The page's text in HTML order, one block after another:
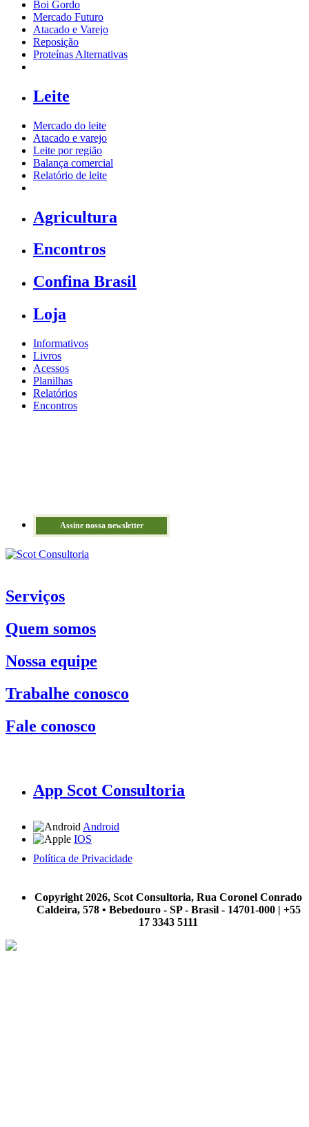
Boi Gordo
Mercado Futuro
Atacado e Varejo
Reposição
Proteínas Alternativas
Leite
Mercado do leite
Atacado e varejo
Leite por região
Balança comercial
Relatório de leite
Agricultura
Encontros
Confina Brasil
Loja
Informativos
Livros
Acessos
Planilhas
Relatórios
Encontros
Assine nossa newsletter
Serviços
Quem somos
Nossa equipe
Trabalhe conosco
Fale conosco
App Scot Consultoria
Android
IOS
Política de Privacidade
Copyright 2026, Scot Consultoria, Rua Coronel Conrado
Caldeira, 578 • Bebedouro - SP - Brasil - 14701-000 | +55
17 3343 5111